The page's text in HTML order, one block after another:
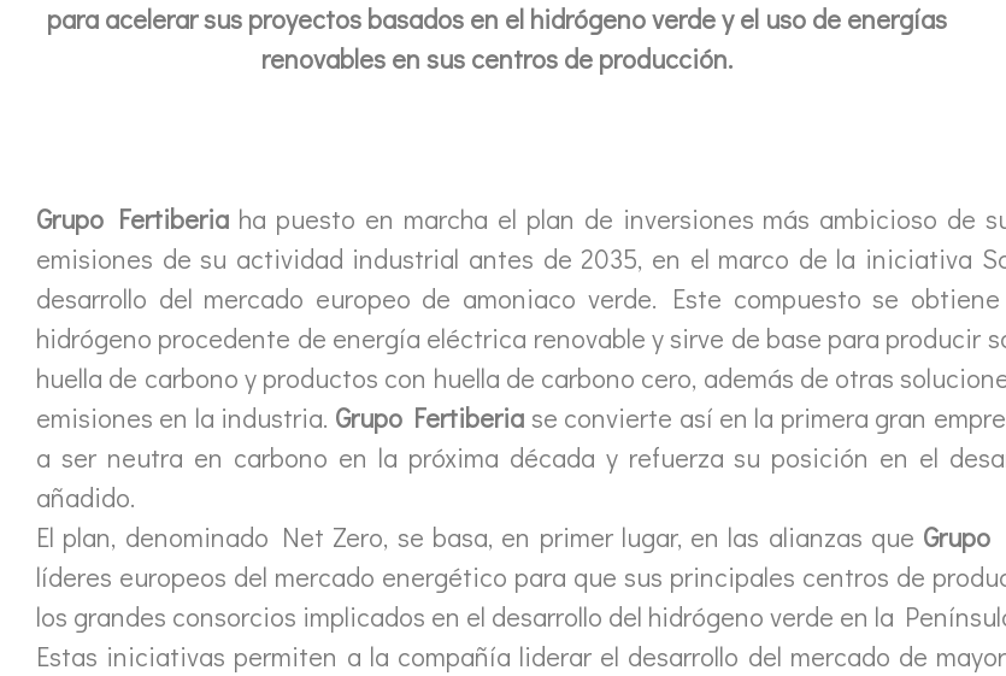
para acelerar sus proyectos basados en el hidrógeno verde y el uso de energías
renovables en sus centros de producción.
Grupo Fertiberiaha puesto en marcha el plan de inversiones más ambicioso de
emisiones de su actividad industrial antes de 2035, en el marco de la iniciativa
desarrollo del mercado europeo de amoniaco verde. Este compuesto se
hidrógeno procedente de energía eléctrica renovable y sirve de base para producir
huella de carbono y productos con huella de carbono cero, además de otras
emisiones en la industria. Grupo Fertiberia se convierte así en la primera gran
a ser neutra en carbono en la próxima década y refuerza su posición en el
añadido.
El plan, denominado Net Zero, se basa, en primer lugar, en las alianzas que Grupo
líderes europeos del mercado energético para que sus principales centros de
los grandes consorcios implicados en el desarrollo del hidrógeno verde en la
Estas iniciativas permiten a la compañía liderar el desarrollo del mercado de